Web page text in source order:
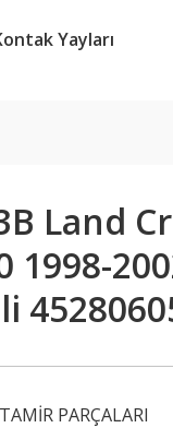
Yayları
Land
1998-
PARÇALARI